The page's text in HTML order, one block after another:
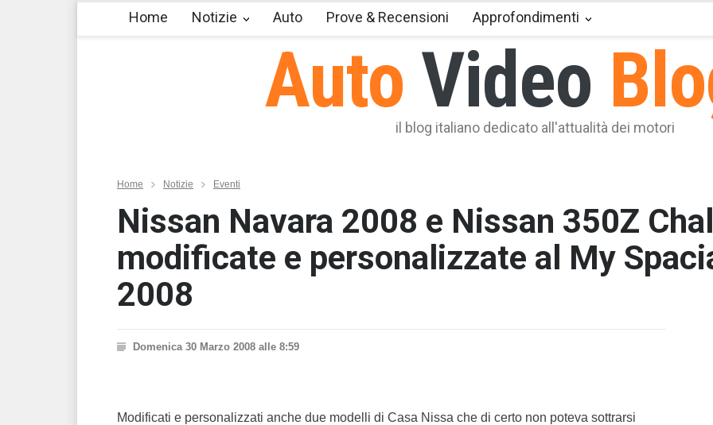
Auto Video
il blog italiano dedicato all'attualità dei motori
Home Notizie Auto Prove & Recensioni Approfondimenti
Home Notizie Eventi
Nissan Navara 2008 e Nissan 350Z
modificate e personalizzate al My
2008
Domenica 30 Marzo 2008 alle 8:59
Modificati e personalizzati anche due modelli di Casa Nissa che di certo non poteva sottrarsi